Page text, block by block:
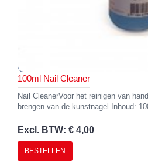
100ml Nail Cleaner
Nail CleanerVoor het reinigen van
brengen van de kunstnagel.Inhoud:
Excl. BTW: € 4,00
BESTELLEN